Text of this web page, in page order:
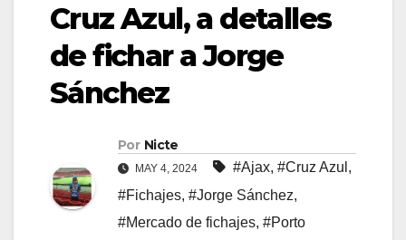
Cruz Azul, a detalles
de fichar a Jorge
Sánchez
Por Nicte
MAY 4, 2024 #Ajax, #Cruz Azul ,
#Fichajes, #Jorge Sánchez,
#Mercado de fichajes, #Porto